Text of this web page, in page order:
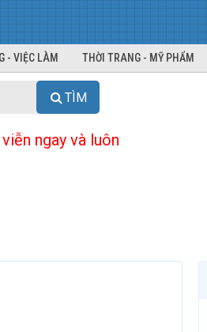
- VIỆC LÀM THỜI TRANG - MỸ PHẨM
TÌM
ngay và luôn